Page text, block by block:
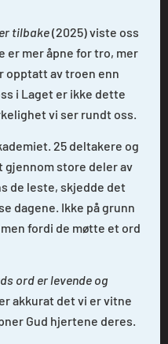
tilbake(2025) viste oss
er mer åpne for tro, mer
opptatt av troen enn
i Laget er ikke dette
vi ser rundt oss.
25 deltakere og
gjennom store deler av
de leste, skjedde det
dagene. Ikke på grunn
fordi de møtte et ord
ord er levende og
akkurat det vi er vitne
Gud hjertene deres.